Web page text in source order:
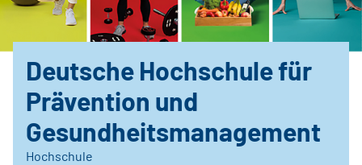
Deutsche Hochschule für
Prävention und
Gesundheitsmanagement
Hochschule